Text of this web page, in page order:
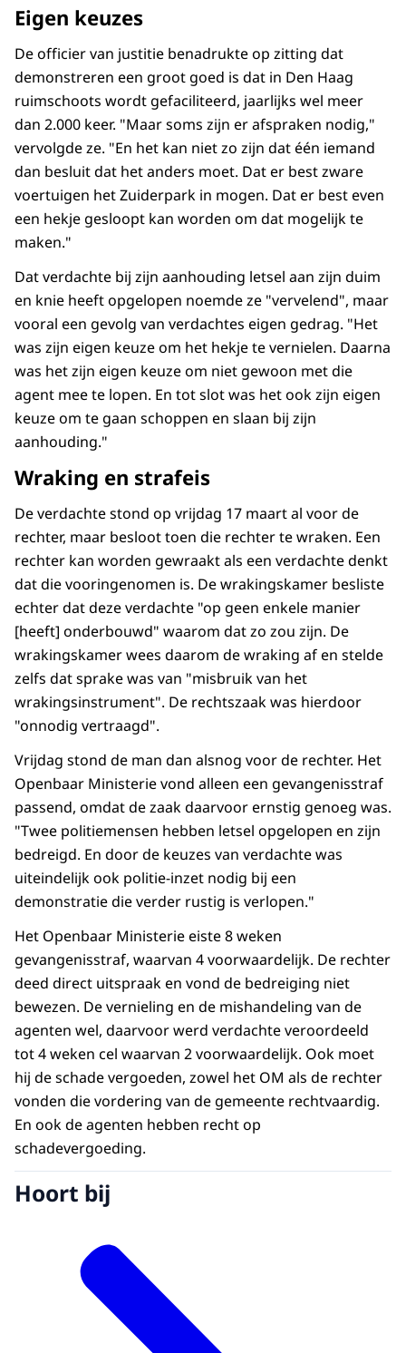
Eigen keuzes
De officier van justitie benadrukte op zitting dat
demonstreren een groot goed is dat in Den Haag
ruimschoots wordt gefaciliteerd, jaarlijks wel meer
dan 2.000 keer. "Maar soms zijn er afspraken nodig,"
vervolgde ze. "En het kan niet zo zijn dat één iemand
dan besluit dat het anders moet. Dat er best zware
voertuigen het Zuiderpark in mogen. Dat er best even
een hekje gesloopt kan worden om dat mogelijk te
maken."
Dat verdachte bij zijn aanhouding letsel aan zijn duim
en knie heeft opgelopen noemde ze "vervelend", maar
vooral een gevolg van verdachtes eigen gedrag. "Het
was zijn eigen keuze om het hekje te vernielen. Daarna
was het zijn eigen keuze om niet gewoon met die
agent mee te lopen. En tot slot was het ook zijn eigen
keuze om te gaan schoppen en slaan bij zijn
aanhouding."
Wraking en strafeis
De verdachte stond op vrijdag 17 maart al voor de
rechter, maar besloot toen die rechter te wraken. Een
rechter kan worden gewraakt als een verdachte denkt
dat die vooringenomen is. De wrakingskamer besliste
echter dat deze verdachte "op geen enkele manier
[heeft] onderbouwd" waarom dat zo zou zijn. De
wrakingskamer wees daarom de wraking af en stelde
zelfs dat sprake was van "misbruik van het
wrakingsinstrument". De rechtszaak was hierdoor
"onnodig vertraagd".
Vrijdag stond de man dan alsnog voor de rechter. Het
Openbaar Ministerie vond alleen een gevangenisstraf
passend, omdat de zaak daarvoor ernstig genoeg was.
"Twee politiemensen hebben letsel opgelopen en zijn
bedreigd. En door de keuzes van verdachte was
uiteindelijk ook politie-inzet nodig bij een
demonstratie die verder rustig is verlopen."
Het Openbaar Ministerie eiste 8 weken
gevangenisstraf, waarvan 4 voorwaardelijk. De rechter
deed direct uitspraak en vond de bedreiging niet
bewezen. De vernieling en de mishandeling van de
agenten wel, daarvoor werd verdachte veroordeeld
tot 4 weken cel waarvan 2 voorwaardelijk. Ook moet
hij de schade vergoeden, zowel het OM als de rechter
vonden die vordering van de gemeente rechtvaardig.
En ook de agenten hebben recht op
schadevergoeding.
Hoort bij